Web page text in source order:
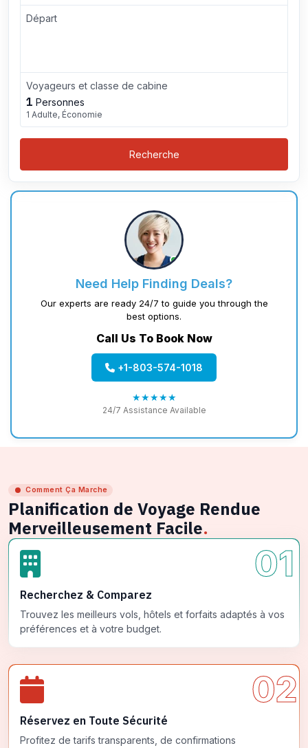
Départ
Voyageurs et classe de cabine
1 Personnes
1 Adulte, Économie
Recherche
Need Help Finding Deals?
Our experts are ready 24/7 to guide you through the
best options.
Call Us To Book Now
+1-803-574-1018
★★★★★
24/7 Assistance Available
Comment Ça Marche
Planification de Voyage Rendue
Merveilleusement Facile.
01
Recherchez & Comparez
Trouvez les meilleurs vols, hôtels et forfaits adaptés à vos
préférences et à votre budget.
02
Réservez en Toute Sécurité
Profitez de tarifs transparents, de confirmations